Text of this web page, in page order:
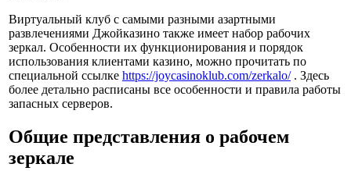
Виртуальный клуб с самыми разными азартными
развлечениями Джойказино также имеет набор рабочих
зеркал. Особенности их функционирования и порядок
использования клиентами казино, можно прочитать по
специальной ссылке https://joycasinoklub.com/zerkalo/. Здесь
более детально расписаны все особенности и правила работы
запасных серверов.
Общие представления о рабочем
зеркале